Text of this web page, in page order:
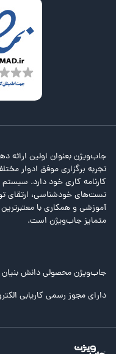
جاب‌ویژن بعنوان اولین ارائه
تجربه برگزاری موفق ادوار
کارنامه کاری خود دارد. سیستم
تست‌های خودشناسی، ارتقای
آموزشی و همکاری با
متمایز جاب‌ویژن است.
جاب‌ویژن محصولی دانش
دارای مجوز رسمی کاریابی